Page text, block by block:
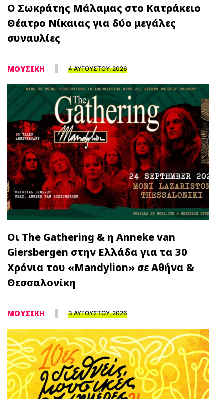
Ο Σωκράτης Μάλαμας στο Κατράκειο
Θέατρο Νίκαιας για δύο μεγάλες
συναυλίες
ΜΟΥΣΙΚΗ 4 ΑΥΓΟΥΣΤΟΥ, 2026
Οι The Gathering & η Anneke van
Giersbergen στην Ελλάδα για τα 30
Χρόνια του «Mandylion» σε Αθήνα &
Θεσσαλονίκη
ΜΟΥΣΙΚΗ 3 ΑΥΓΟΥΣΤΟΥ, 2026